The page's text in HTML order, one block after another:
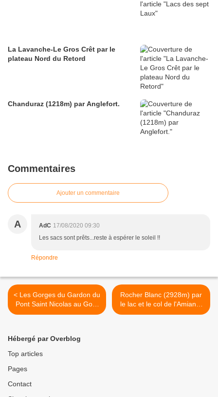
La Lavanche-Le Gros Crêt par le
plateau Nord du Retord
Chanduraz (1218m) par Anglefort.
Commentaires
Ajouter un commentaire
A AdC 17/08/2020 09:30
Les sacs sont prêts...reste à espérer le soleil !!
Répondre
< Les Gorges du Gardon du
Pont Saint Nicolas au Gour
du Colombier
Rocher Blanc (2928m) par
le lac et le col de l'Amiante
(2809m) >
Hébergé par Overblog
Top articles
Pages
Contact